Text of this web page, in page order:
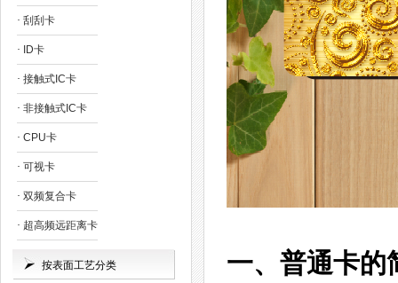
· 刮刮卡
· ID卡
· 接触式IC卡
· 非接触式IC卡
· CPU卡
· 可视卡
· 双频复合卡
· 超高频远距离卡
按表面工艺分类 一、普通卡的